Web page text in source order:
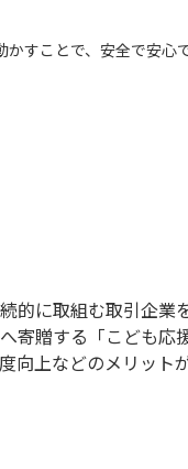
すことで、安全で安心
に取組む取引企
贈する「こども
上などのメリットが